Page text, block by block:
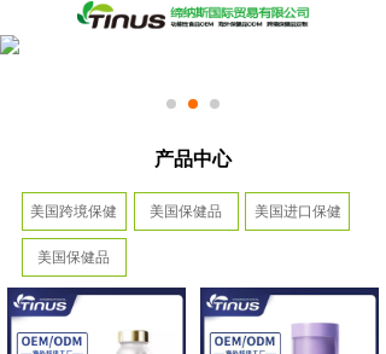
产品中心
美国跨境保健 美国保健品 美国进口保健
美国保健品